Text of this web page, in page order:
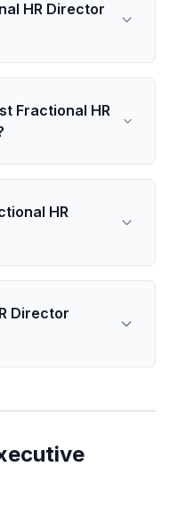
HR Director
Fractional HR
HR
Director